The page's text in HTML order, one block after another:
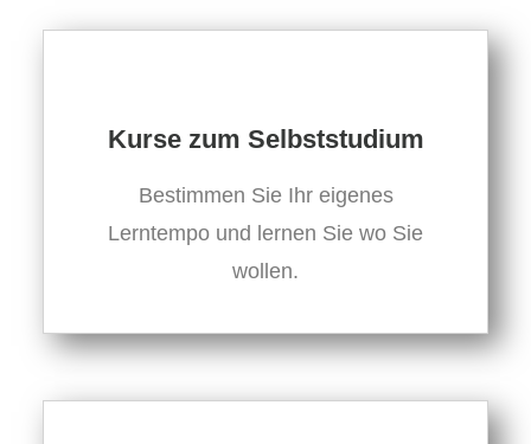
Kurse zum Selbststudium
Bestimmen Sie Ihr eigenes
Lerntempo und lernen Sie wo Sie
wollen.